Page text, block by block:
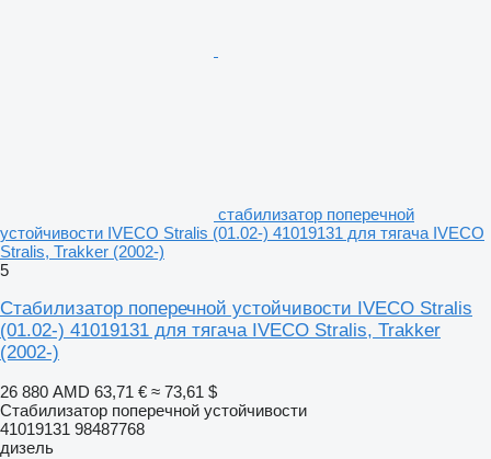
стабилизатор поперечной
устойчивости IVECO Stralis (01.02-) 41019131 для тягача IVECO
Stralis, Trakker (2002-)
5
Стабилизатор поперечной устойчивости IVECO Stralis
(01.02-) 41019131 для тягача IVECO Stralis, Trakker
(2002-)
26 880 AMD 63,71 € ≈ 73,61 $
Стабилизатор поперечной устойчивости
41019131 98487768
дизель